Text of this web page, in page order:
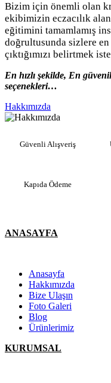
Bizim için önemli olan
ekibimizin eczacılık
eğitimini tamamlamış
doğrultusunda sizlere
çıktığımızı belirtmek
En hızlı şekilde, En
seçenekleri…
Hakkımızda
Güvenli Alışveriş
Kapıda Ödeme
ANASAYFA
Anasayfa
Hakkımızda
Bize Ulaşın
Foto Galeri
Blog
Ürünlerimiz
KURUMSAL